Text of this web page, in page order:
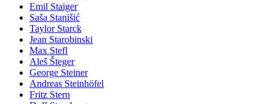
Emil Staiger
Saša Stanišić
Taylor Starck
Jean Starobinski
Max Stefl
Aleš Šteger
George Steiner
Andreas Steinhöfel
Fritz Stern